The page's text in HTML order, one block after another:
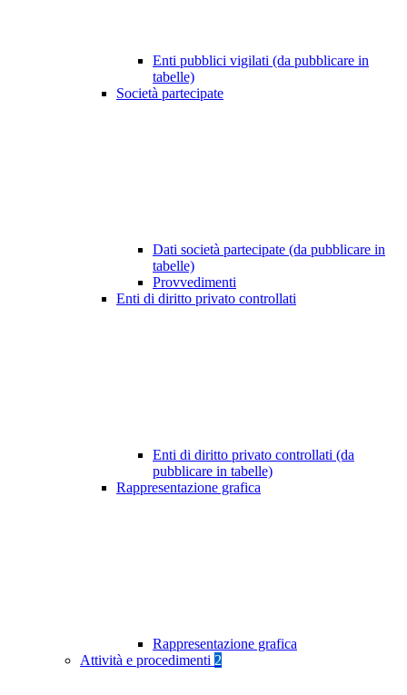
Enti pubblici vigilati (da pubblicare in
tabelle)
Società partecipate
Dati società partecipate (da pubblicare in
tabelle)
Provvedimenti
Enti di diritto privato controllati
Enti di diritto privato controllati (da
pubblicare in tabelle)
Rappresentazione grafica
Rappresentazione grafica
Attività e procedimenti 2